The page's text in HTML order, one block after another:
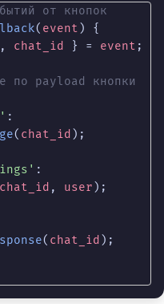
от кнопок
( event ) {
, chat_id } = event ;
по payload кнопки
:
( chat_id );
:
chat_id , user );
( chat_id );